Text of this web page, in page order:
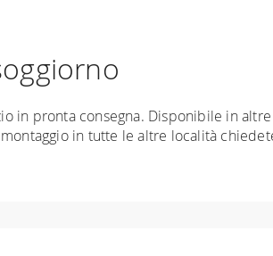
in pronta consegna. Disponibile in
in tutte le altre località